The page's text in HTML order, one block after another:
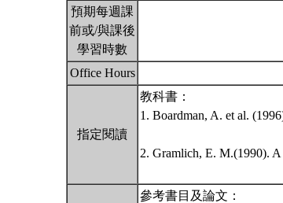
預期每週課
前或/與課後
學習時數
Office Hours
指定閱讀
教科書：
1. Boardman, A. et al.
2. Gramlich, E. M.(1990).
參考書目及論文：